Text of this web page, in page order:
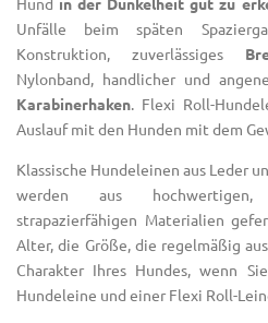
Unfälle beim späten
Konstruktion, zuverlässiges
Nylonband, handlicher und
Karabinerhaken. Flexi Roll-
Auslauf mit den Hunden mit dem
Klassische Hundeleinen aus Leder
werden aus hochwertigen,
strapazierfähigen Materialien
Alter, die Größe, die regelmäßig
Charakter Ihres Hundes, wenn
Hundeleine und einer Flexi Roll-